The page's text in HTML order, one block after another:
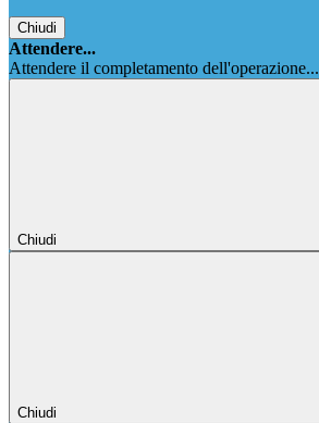
Chiudi
Attendere...
Attendere il completamento dell'operazione...
Chiudi
Chiudi